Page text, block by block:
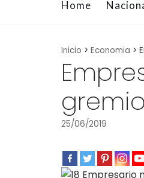
Home
Inicio > Economia >
25/06/2019